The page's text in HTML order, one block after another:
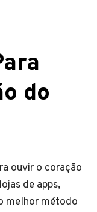
do
ouvir o coração
de apps,
melhor método